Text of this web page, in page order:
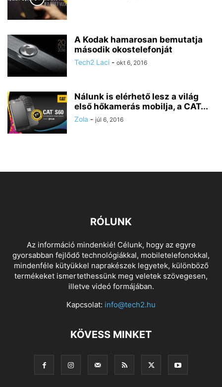
A Kodak hamarosan bemutatja
második okostelefonját
Tech2 Laci - okt 6, 2016
Nálunk is elérhető lesz a világ
első hőkamerás mobilja, a CAT...
Zola - júl 6, 2016
RÓLUNK
Az információ mindenkié! Célunk, hogy az egyre
gyorsabban fejlődő technológiákkal, mobiletelefonokkal,
mindenféle kütyükkel naprakészek legyetek, különböző
termékeket ismertethessünk meg veletek szövegesen,
illetve videó formájában.
Kapcsolat: info@tech2.hu
KÖVESS MINKET